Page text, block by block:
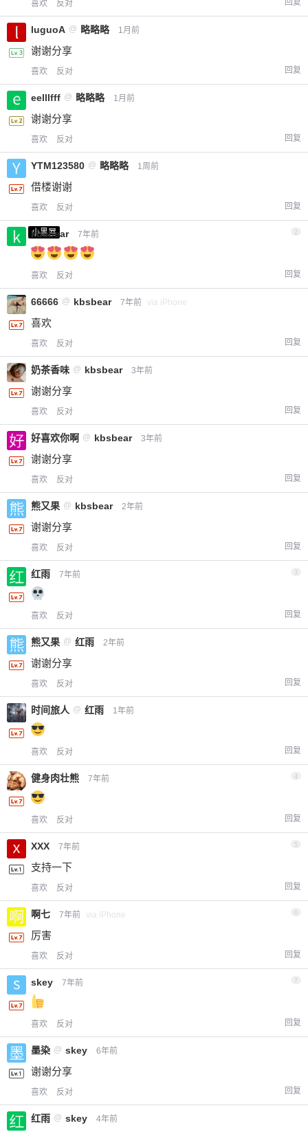
喜欢 反对 回复
luguoA @ 略略略 1月前
谢谢分享
喜欢 反对 回复
eelllfff @ 略略略 1月前
谢谢分享
喜欢 反对 回复
YTM123580 @ 略略略 1周前
借楼谢谢
喜欢 反对 回复
小黑屋
kbsbear 7年前 2
喜欢 反对 回复
66666 @ kbsbear 7年前 via iPhone
喜欢
喜欢 反对 回复
奶茶香味 @ kbsbear 3年前
谢谢分享
喜欢 反对 回复
好喜欢你啊 @ kbsbear 3年前
谢谢分享
喜欢 反对 回复
熊又果 @ kbsbear 2年前
谢谢分享
喜欢 反对 回复
红雨 7年前 3
喜欢 反对 回复
熊又果 @ 红雨 2年前
谢谢分享
喜欢 反对 回复
时间旅人 @ 红雨 1年前
喜欢 反对 回复
健身肉壮熊 7年前 4
喜欢 反对 回复
XXX 7年前 5
支持一下
喜欢 反对 回复
啊七 7年前 via iPhone
厉害
喜欢 反对 回复
skey 7年前 7
喜欢 反对 回复
墨染 @ skey 6年前
谢谢分享
喜欢 反对 回复
红雨 @ skey 4年前